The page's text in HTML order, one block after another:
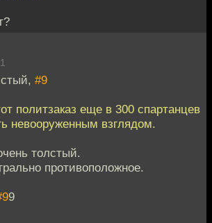
#9
политзаказ еще в 300 спартанцев
невооруженным взглядом.
толстый.
противоположное.
9